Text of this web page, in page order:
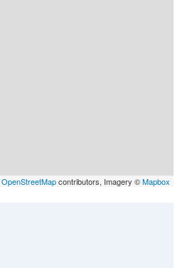
OpenStreetMapcontributors, Imagery ©Mapbox